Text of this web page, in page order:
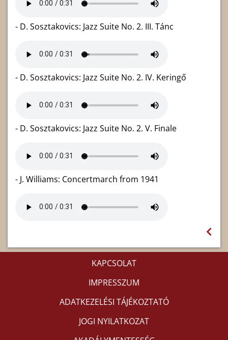
- D. Sosztakovics: Jazz Suite No. 2. III. Tánc
- D. Sosztakovics: Jazz Suite No. 2. IV. Keringő
- D. Sosztakovics: Jazz Suite No. 2. V. Finale
- J. Williams: Concertmarch from 1941
KAPCSOLAT
IMPRESSZUM
ADATKEZELÉSI TÁJÉKOZTATÓ
JOGI NYILATKOZAT